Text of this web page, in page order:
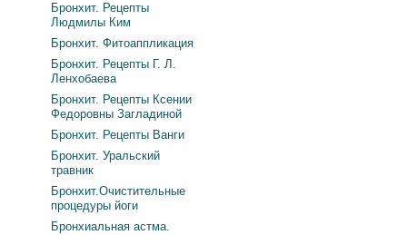
Бронхит. Рецепты
Людмилы Ким
Бронхит. Фитоаппликация
Бронхит. Рецепты Г. Л.
Ленхобаева
Бронхит. Рецепты Ксении
Федоровны Загладиной
Бронхит. Рецепты Ванги
Бронхит. Уральский
травник
Бронхит.Очистительные
процедуры йоги
Бронхиальная астма.